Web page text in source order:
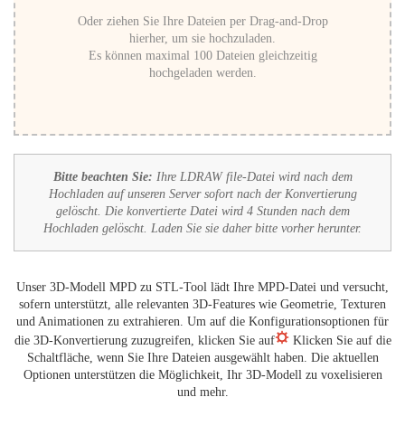
Oder ziehen Sie Ihre Dateien per Drag-and-Drop
hierher, um sie hochzuladen.
Es können maximal 100 Dateien gleichzeitig
hochgeladen werden.
Bitte beachten Sie: Ihre LDRAW file-Datei wird nach dem
Hochladen auf unseren Server sofort nach der Konvertierung
gelöscht. Die konvertierte Datei wird 4 Stunden nach dem
Hochladen gelöscht. Laden Sie sie daher bitte vorher herunter.
Unser 3D-Modell MPD zu STL-Tool lädt Ihre MPD-Datei und versucht,
sofern unterstützt, alle relevanten 3D-Features wie Geometrie, Texturen
und Animationen zu extrahieren. Um auf die Konfigurationsoptionen für
die 3D-Konvertierung zuzugreifen, klicken Sie auf
Klicken Sie auf die
Schaltfläche, wenn Sie Ihre Dateien ausgewählt haben. Die aktuellen
Optionen unterstützen die Möglichkeit, Ihr 3D-Modell zu voxelisieren
und mehr.